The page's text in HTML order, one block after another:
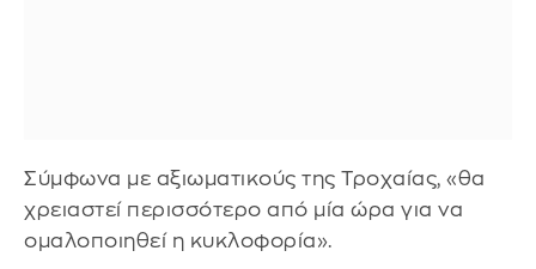
Σύμφωνα με αξιωματικούς της Τροχαίας, «θα
χρειαστεί περισσότερο από μία ώρα για να
ομαλοποιηθεί η κυκλοφορία».